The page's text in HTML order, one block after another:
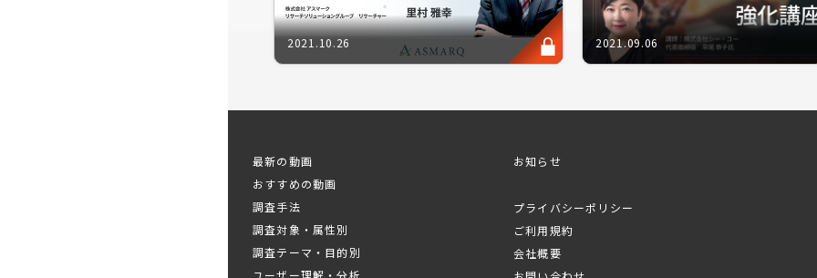
製品開発フェイズにおいて、リサーチに携わる多くの方は、プロダクトア
ニーズから生まれる製品開発」に努めているかもしれません。このように
トへ適切に生かせた製品は、いわば「ヒット製品」となります。
いく」工程となります。そこで今回のセミナーではプロダクトの命運を握
仮説における立案と検証」に特化し、リサーチのプロがレクチャーいたしま
この機会に是非、最大限の調査結果が得られる「リサーチの仮説思考力」
2021.10.26 2021.09.06
最新の動画
おすすめの動画
調査手法
調査対象・属性別
調査テーマ・目的別
ユーザー理解・分析
お知らせ
プライバシーポリシー
ご利用規約
会社概要